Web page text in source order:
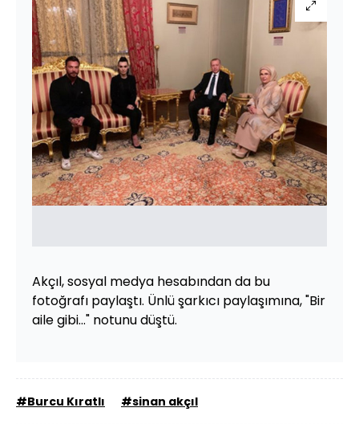
Akçıl, sosyal medya hesabından da bu
fotoğrafı paylaştı. Ünlü şarkıcı paylaşımına, "Bir
aile gibi..." notunu düştü.
#Burcu Kıratlı #sinan akçıl